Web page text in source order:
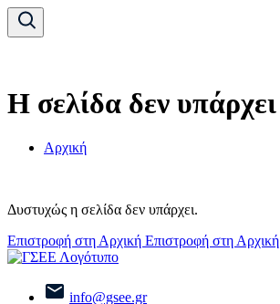
Η σελίδα δεν υπάρχει
Αρχική
Δυστυχώς η σελίδα δεν υπάρχει.
Επιστροφή στη Αρχική Επιστροφή στη Αρχική
info@gsee.gr